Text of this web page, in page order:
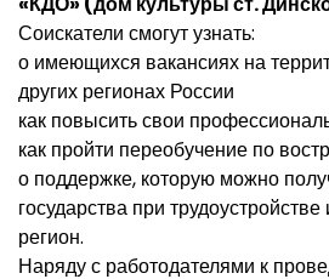
Соискатели смогут узнать:
о имеющихся вакансиях на
других регионах России
как повысить свои
как пройти переобучение по
о поддержке, которую можно
государства при
регион.
Наряду с работодателями к